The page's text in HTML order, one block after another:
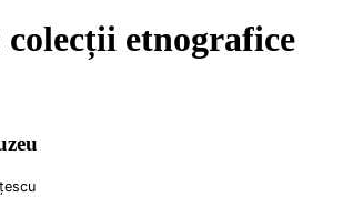
colecții etnografice